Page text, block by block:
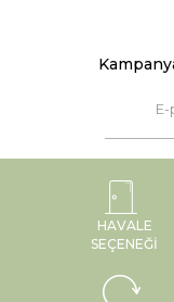
HAVALE
SEÇENEĞI